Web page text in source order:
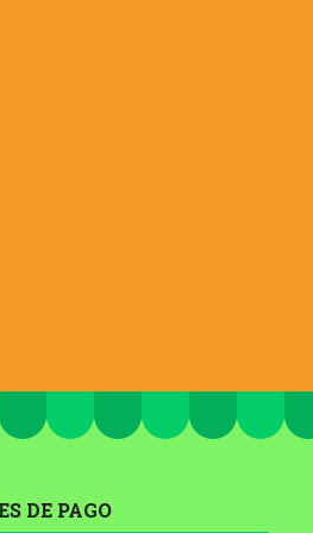
DE PAGO